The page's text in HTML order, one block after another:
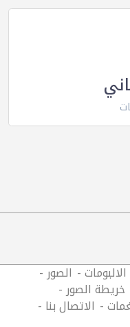
الالبومات الصور
خريطة الصور
الاتصال بنا